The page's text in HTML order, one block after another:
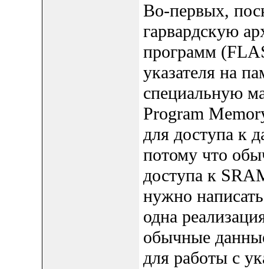
Во-первых,
гарвардскую
программ
указателя на
специальную
Program
для доступа к
потому что
доступа к
нужно
одна
обычные
для работы с